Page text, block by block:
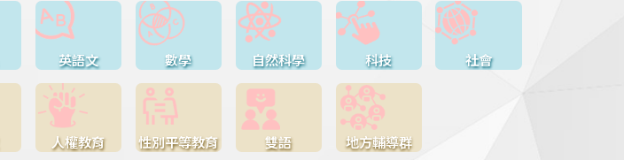
英語文 數學 自然科學 科技 社會
人權教育 性別平等教育 雙語 地方輔導群